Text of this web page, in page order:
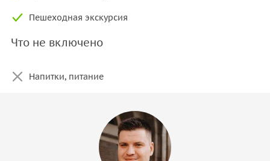
Пешеходная экскурсия
Что не включено
Напитки, питание